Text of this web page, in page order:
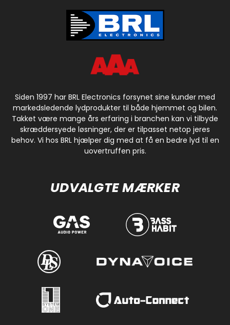
Siden 1997 har BRL Electronics forsynet sine kunder med
markedsledende lydprodukter til både hjemmet og bilen.
Takket være mange års erfaring i branchen kan vi tilbyde
skræddersyede løsninger, der er tilpasset netop jeres
behov. Vi hos BRL hjælper dig med at få en bedre lyd til en
uovertruffen pris.
UDVALGTE MÆRKER